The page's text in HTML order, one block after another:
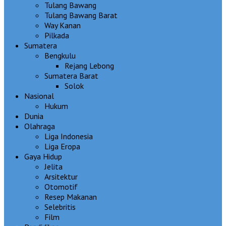
Tulang Bawang
Tulang Bawang Barat
Way Kanan
Pilkada
Sumatera
Bengkulu
Rejang Lebong
Sumatera Barat
Solok
Nasional
Hukum
Dunia
Olahraga
Liga Indonesia
Liga Eropa
Gaya Hidup
Jelita
Arsitektur
Otomotif
Resep Makanan
Selebritis
Film